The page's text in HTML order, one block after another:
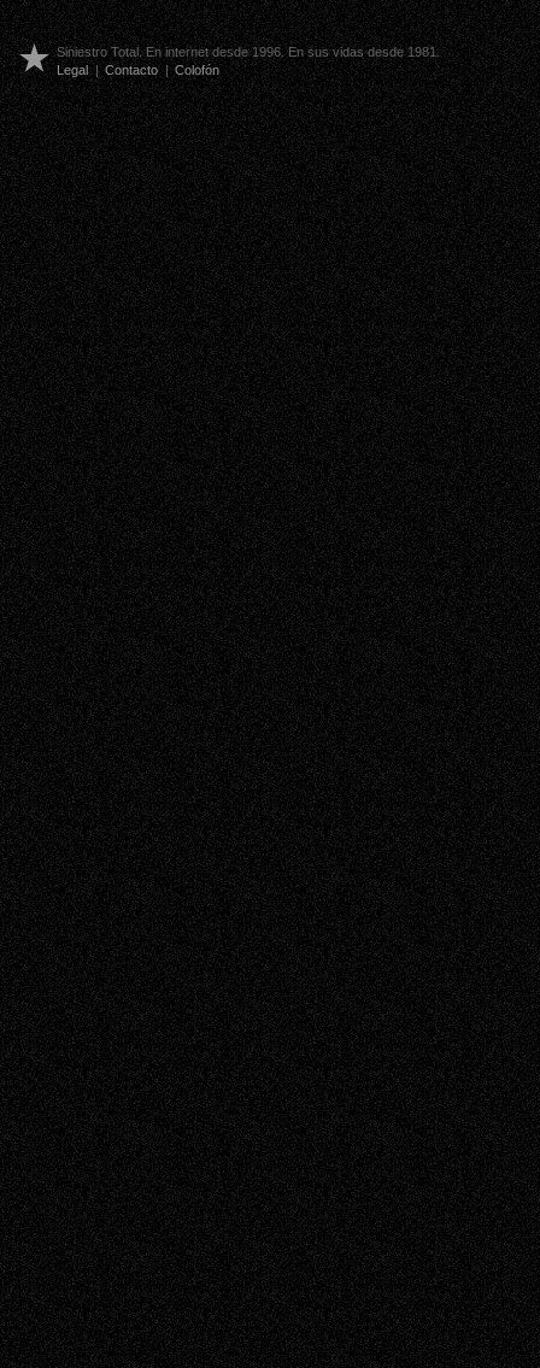
Siniestro Total. En internet desde 1996. En sus vidas desde 1981.
Legal | Contacto | Colofón